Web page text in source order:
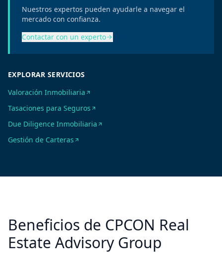
Nuestros expertos pueden ayudarle a navegar el
mercado con confianza.
Contactar con un experto
EXPLORAR SERVICIOS
Valoración Inmobiliaria
Tasaciones para Seguros
Due Diligence Inmobiliaria
Gestión de Carteras
Beneficios de CPCON Real
Estate Advisory Group